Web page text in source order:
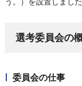
選考委員会の
委員会の仕事